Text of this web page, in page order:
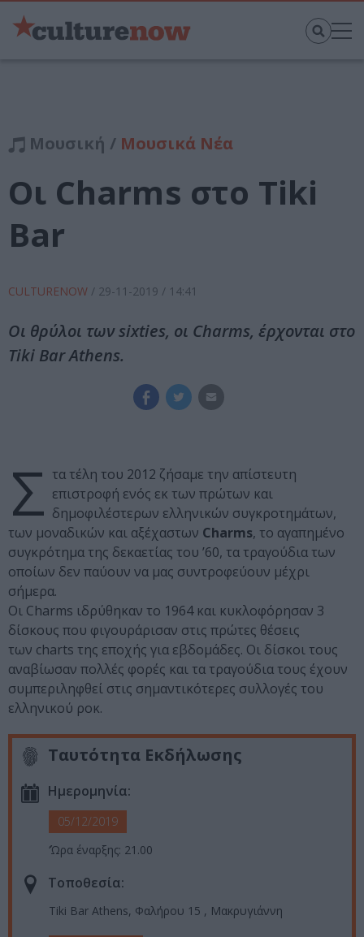
Μουσική / Μουσικά Νέα
Οι Charms στο Tiki
Bar
CULTURENOW / 29-11-2019 / 14:41
Οι θρύλοι των sixties, οι Charms, έρχονται στο
Tiki Bar Athens.
Σ τα τέλη του 2012 ζήσαμε την απίστευτη
επιστροφή ενός εκ των πρώτων και
δημοφιλέστερων ελληνικών συγκροτημάτων,
των μοναδικών και αξέχαστων Charms, το αγαπημένο
συγκρότημα της δεκαετίας του ’60, τα τραγούδια των
οποίων δεν παύουν να μας συντροφεύουν μέχρι
σήμερα.
Οι Charms ιδρύθηκαν το 1964 και κυκλοφόρησαν 3
δίσκους που φιγουράρισαν στις πρώτες θέσεις
των charts της εποχής για εβδομάδες. Oι δίσκοι τους
αναβίωσαν πολλές φορές και τα τραγούδια τους έχουν
συμπεριληφθεί στις σημαντικότερες συλλογές του
ελληνικού ροκ.
Ταυτότητα Εκδήλωσης
Ημερομηνία:
05/12/2019
‘Ώρα έναρξης: 21.00
Τοποθεσία:
Tiki Bar Athens, Φαλήρου 15 , Μακρυγιάννη